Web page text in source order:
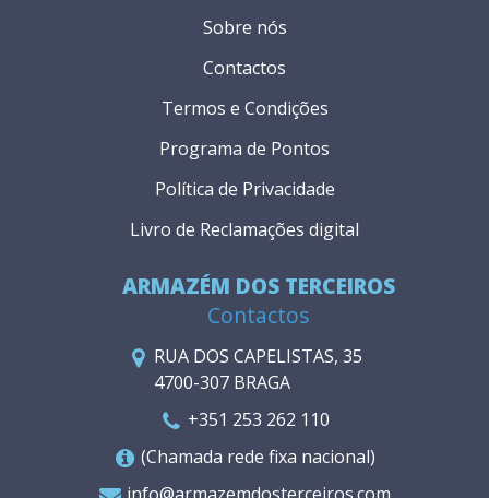
ARMAZÉM DOS TERCEIROS
Contactos
RUA DOS CAPELISTAS, 35
4700-307 BRAGA
+351 253 262 110
(Chamada rede fixa nacional)
Sobre nós
Contactos
Termos e Condições
Programa de Pontos
Política de Privacidade
Livro de Reclamações digital